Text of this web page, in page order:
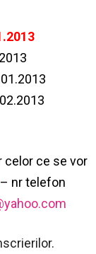
celor ce se vor
– nr telefon